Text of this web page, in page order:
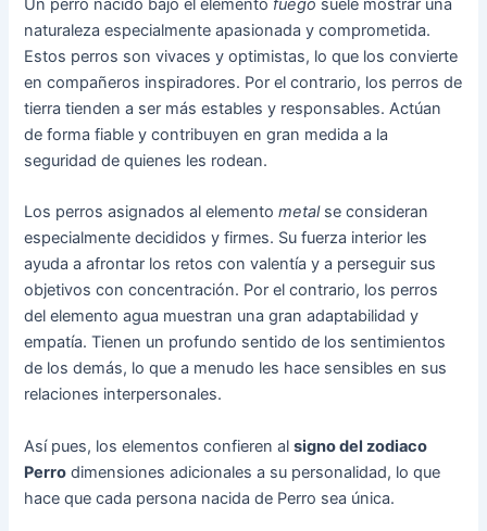
Un perro nacido bajo el elemento fuego suele mostrar una
naturaleza especialmente apasionada y comprometida.
Estos perros son vivaces y optimistas, lo que los convierte
en compañeros inspiradores. Por el contrario, los perros de
tierra tienden a ser más estables y responsables. Actúan
de forma fiable y contribuyen en gran medida a la
seguridad de quienes les rodean.
Los perros asignados al elementometalse consideran
especialmente decididos y firmes. Su fuerza interior les
ayuda a afrontar los retos con valentía y a perseguir sus
objetivos con concentración. Por el contrario, los perros
del elemento agua muestran una gran adaptabilidad y
empatía. Tienen un profundo sentido de los sentimientos
de los demás, lo que a menudo les hace sensibles en sus
relaciones interpersonales.
Así pues, los elementos confieren alsigno del zodiaco
Perro dimensiones adicionales a su personalidad, lo que
hace que cada persona nacida de Perro sea única.